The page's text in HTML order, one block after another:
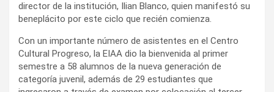
director de la institución, Ilian Blanco, quien manifestó su
beneplácito por este ciclo que recién comienza.
Con un importante número de asistentes en el Centro
Cultural Progreso, la EIAA dio la bienvenida al primer
semestre a 58 alumnos de la nueva generación de
categoría juvenil, además de 29 estudiantes que